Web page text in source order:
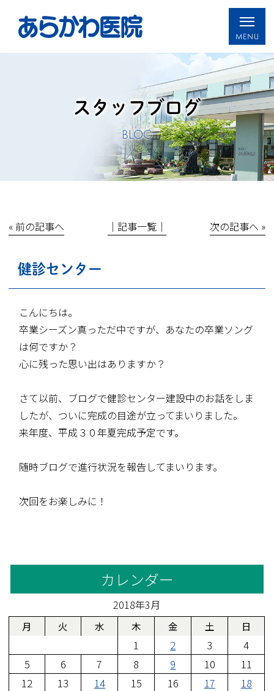
スタッフブログ
BLOG
« 前の記事へ │記事一覧│ 次の記事へ »
健診センター
こんにちは。
卒業シーズン真っただ中ですが、あなたの卒業ソング
は何ですか？
心に残った思い出はありますか？
さて以前、ブログで健診センター建設中のお話をしま
したが、ついに完成の目途が立ってまいりました。
来年度、平成３０年夏完成予定です。
随時ブログで進行状況を報告してまいります。
次回をお楽しみに！
カレンダー
2018年3月
月 火 水 木 金 土 日
1 2 3
4
5
6 7 8 9 10
11
12
13 14 15 16 17
18